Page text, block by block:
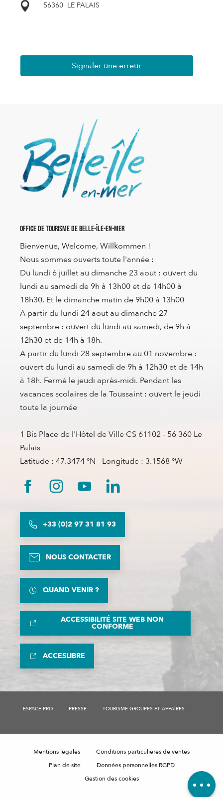
Contacter
Avis
56360 LE PALAIS
Signaler une erreur
Office de Tourisme de Belle-Île-en-Mer
Bienvenue, Welcome, Willkommen !
Nous sommes ouverts toute l'année :
Du lundi 6 juillet au dimanche 23 aout : ouvert du
lundi au samedi de 9h à 13h00 et de 14h00 à
18h30. Et le dimanche matin de 9h00 à 13h00
A partir du lundi 24 aout au dimanche 27
septembre : ouvert du lundi au samedi, de 9h à
12h30 et de 14h à 18h.
A partir du lundi 28 septembre au 01 novembre :
ouvert du lundi au samedi de 9h à 12h30 et de 14h
à 18h. Fermé le jeudi après-midi. Pendant les
vacances scolaires de la Toussaint : ouvert le jeudi
toute la journée
1 Bis Place de l'Hôtel de Ville CS 61102 - 56 360 Le
Palais
Latitude : 47.3474 °N - Longitude : 3.1568 °W
+33 (0)2 97 31 81 93
NOUS CONTACTER
QUAND VENIR ?
ACCESSIBILITÉ SITE WEB NON
CONFORME
ACCESLIBRE
ESPACE PRO PRESSE TOURISME GROUPES ET AFFAIRES
Mentions légales
Conditions particulières de ventes
Plan de site
Données personnelles RGPD
Gestion des cookies